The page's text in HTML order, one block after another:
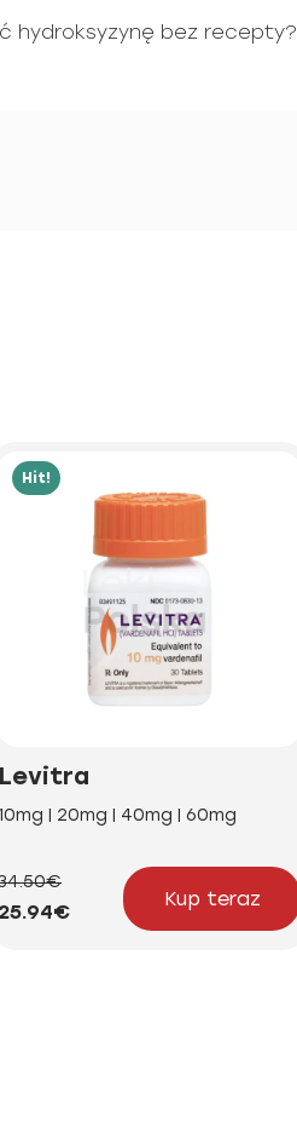
hydroksyzynę bez recepty?
Hit!
Levitra
| 20mg | 40mg | 60mg
25.94€
Kup teraz